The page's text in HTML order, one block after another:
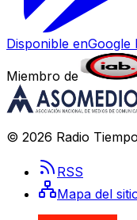
Disponible enGoogle
Miembro de
© 2026 Radio Tiempo
RSS
Mapa del